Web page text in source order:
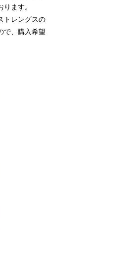
ます。
トレングスの
で、購入希望